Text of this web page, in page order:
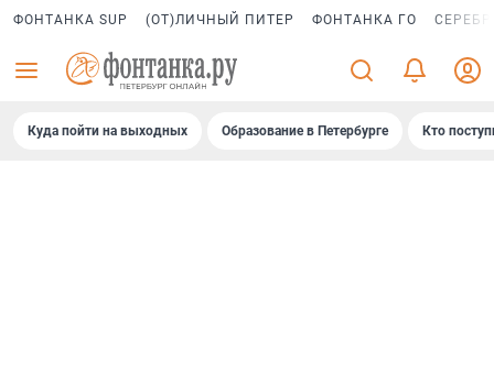
ФОНТАНКА SUP (ОТ)ЛИЧНЫЙ ПИТЕР ФОНТАНКА ГО
Куда пойти на выходных Образование в Петербурге Кто